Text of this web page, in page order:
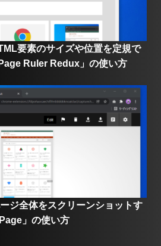
要素のサイズや位置を定規で
Ruler Redux」の使い方
ジ全体をスクリーンショットす
」の使い方